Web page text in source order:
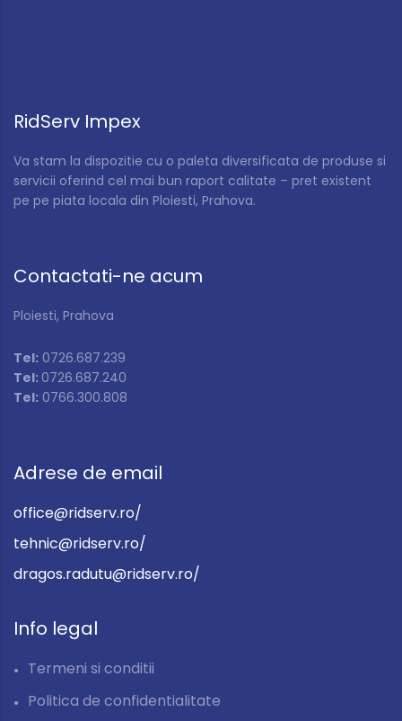
RidServ Impex
Va stam la dispozitie cu o paleta diversificata de produse si
servicii oferind cel mai bun raport calitate – pret existent
pe pe piata locala din Ploiesti, Prahova.
Contactati-ne acum
Ploiesti, Prahova
Tel: 0726.687.239
Tel: 0726.687.240
Tel: 0766.300.808
Adrese de email
office@ridserv.ro/
tehnic@ridserv.ro/
dragos.radutu@ridserv.ro/
Info legal
Termeni si conditii
Politica de confidentialitate